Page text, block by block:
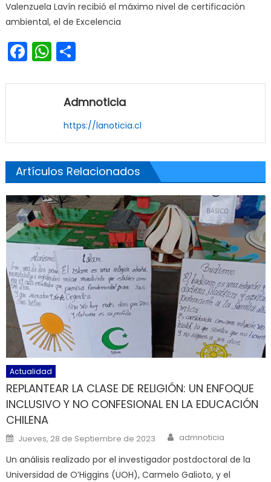
Valenzuela Lavín recibió el máximo nivel de certificación
ambiental, el de Excelencia
Facebook
WhatsApp
Share
Admnoticia
https://lanoticia.cl
Artículos Relacionados
Actualidad
REPLANTEAR LA CLASE DE RELIGIÓN: UN ENFOQUE
INCLUSIVO Y NO CONFESIONAL EN LA EDUCACIÓN
CHILENA
Posted on
Jueves, 28 de Septiembre de 2023 Author
admnoticia
Un análisis realizado por el investigador postdoctoral de la
Universidad de O’Higgins (UOH), Carmelo Galioto, y el